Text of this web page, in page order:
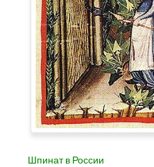
Шпинат в России